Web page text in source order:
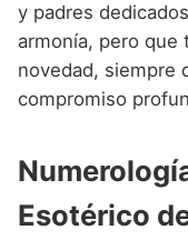
y padres
armonía, pero que
novedad, siempre
compromiso
Esotérico